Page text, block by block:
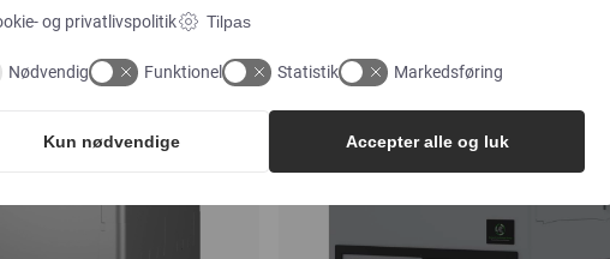
og privatlivspolitik Tilpas
Nødvendig Funktionel Statistik Markedsføring
Kun nødvendige Accepter alle og luk